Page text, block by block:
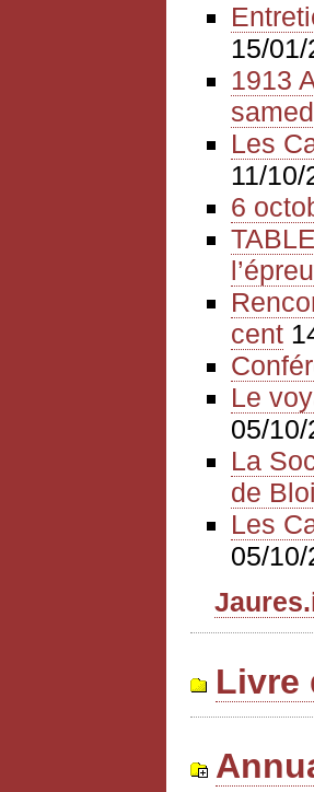
15/
1913
Les
11/10/
6
cent
Le
05/10/
La
de
Les
05/10/
Livre